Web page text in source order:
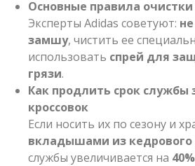
Основные правила
Эксперты Adidas советуют:
замшу, чистить ее
использовать спрей для
грязи.
Как продлить срок
кроссовок
Если носить их по сезону и
вкладышами из кедрового
службы увеличивается на 40%